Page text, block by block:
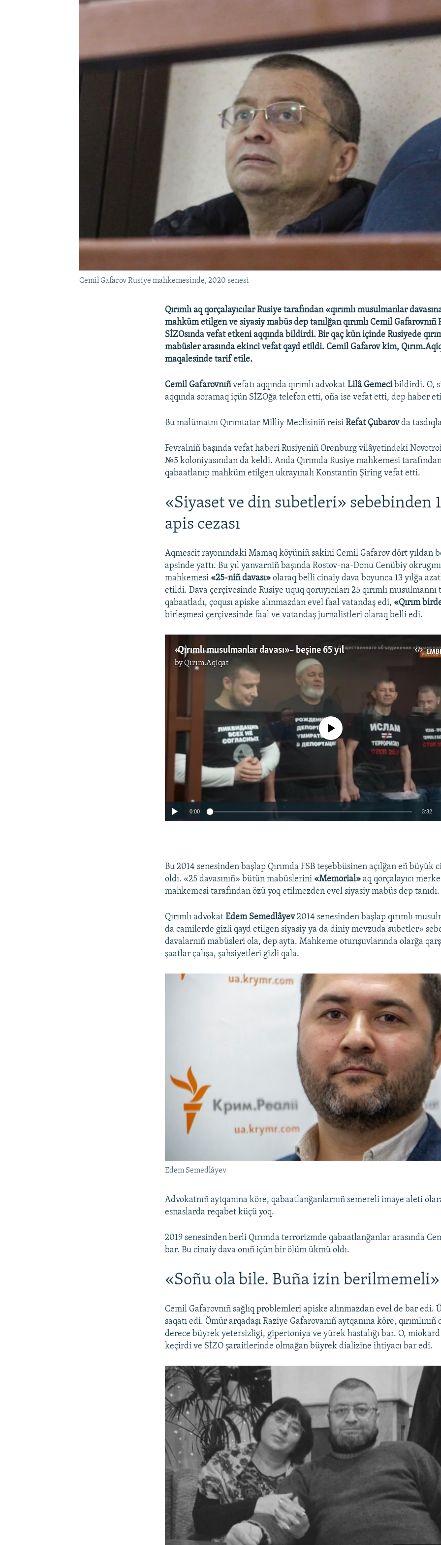
Cemil Gafarov Rusiye mahkemesinde, 2020 senesi
Qırımlı aq qorçalayıcılar Rusiye tarafından «qırımlı musulmanlar
mahküm etilgen ve siyasiy mabüs dep tanılğan qırımlı Cemil Gafarovnıñ
SİZOsında vefat etkeni aqqında bildirdi. Bir qaç kün içinde Rusiyede
mabüsler arasında ekinci vefat qayd etildi. Cemil Gafarov kim,
maqalesinde tarif etile.
Cemil Gafarovnıñvefatı aqqında qırımlı advokatLilâ Gemecibildirdi. O,
aqqında soramaq içün SİZOğa telefon etti, oña ise vefat etti, dep haber
Bu malümatnı Qırımtatar Milliy Meclisiniñ reisiRefat Çubarovda
Fevralniñ başında vefat haberi Rusiyeniñ Orenburg vilâyetindeki
№5 koloniyasından da keldi. Anda Qırımda Rusiye mahkemesi
qabaatlanıp mahküm etilgen ukrayınalı Konstantin Şiring vefat etti.
«Siyaset ve din subetleri» sebebinden
apis cezası
Aqmescit rayonındaki Mamaq köyüniñ sakini Cemil Gafarov dört yıldan
apsinde yattı. Bu yıl yanvarniñ başında Rostov-na-Donu Cenübiy
mahkemesi «25-niñ davası» olaraq belli cinaiy dava boyunca 13 yılğa
etildi. Dava çerçivesinde Rusiye uquq qoruyıcıları 25 qırımlı
qabaatladı, çoqusı apiske alınmazdan evel faal vatandaş edi, «Qırım
birleşmesi çerçivesinde faal ve vatandaş jurnalistleri olaraq belli edi.
«Qırımlı musulmanlar davası» – beşine 65 yıl
byQırım.Aqiqat
Auto 240p 360p 480p
720p 1080p
No media source currently available
0:00 3:32
Bu 2014 senesinden başlap Qırımda FSB teşebbüsinen açılğan eñ büyük
oldı. «25 davasınıñ» bütün mabüslerini «Memorial»aq qorçalayıcı
mahkemesi tarafından özü yoq etilmezden evel siyasiy mabüs dep tanıdı.
Qırımlı advokatEdem Semedlâyev2014 senesinden başlap qırımlı
da camilerde gizli qayd etilgen siyasiy ya da diniy mevzuda subetler»
davalarnıñ mabüsleri ola, dep ayta. Mahkeme oturışuvlarında olarğa
şaatlar çalışa, şahsiyetleri gizli qala.
Edem Semedlâyev
Advokatnıñ aytqanına köre, qabaatlanğanlarnıñ semereli imaye aleti
esnaslarda reqabet küçü yoq.
2019 senesinden berli Qırımda terrorizmde qabaatlanğanlar arasında
bar. Bu cinaiy dava onıñ içün bir ölüm ükmü oldı.
«Soñu ola bile. Buña izin berilmemeli»
Cemil Gafarovnıñ sağlıq problemleri apiske alınmazdan evel de bar edi.
saqatı edi. Ömür arqadaşı Raziye Gafarovanıñ aytqanına köre,
derece büyrek yetersizligi, gipertoniya ve yürek hastalığı bar. O,
keçirdi ve SİZO şaraitlerinde olmağan büyrek dializine ihtiyacı bar edi.